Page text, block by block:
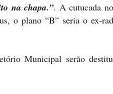
na chapa.”. A cutucada
o plano “B” seria o ex-
Municipal serão